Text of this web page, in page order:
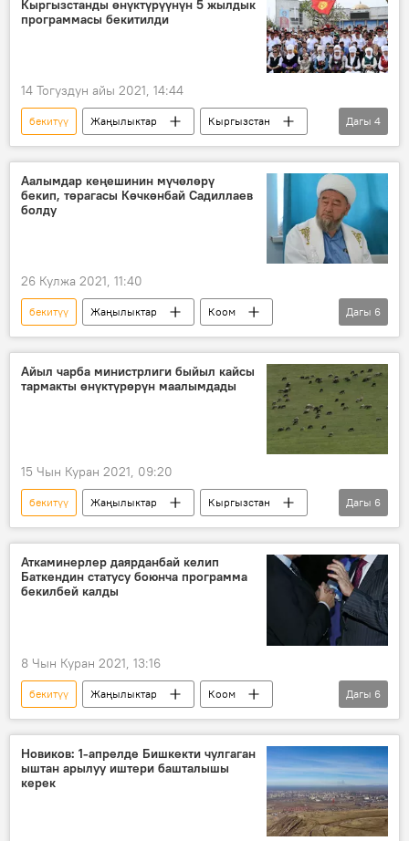
Кыргызстанды өнүктүрүүнүн 5 жылдык
программасы бекитилди
14 Тогуздун айы 2021, 14:44
бекитүү Жаңылыктар
Кыргызстан
Саясат
Коом
өнүктүрүү
программа
Дагы 4
Аалымдар кеңешинин мүчөлөрү
бекип, төрагасы Көчкөнбай Садиллаев
болду
26 Кулжа 2021, 11:40
бекитүү Жаңылыктар
Коом
Кыргызстан
Аалымдар кеңеши
муфтият
төрага
мүчө
Көчкөнбай Саддилаев
Дагы 6
Айыл чарба министрлиги быйыл кайсы
тармакты өнүктүрөрүн маалымдады
15 Чын Куран 2021, 09:20
бекитүү Жаңылыктар
Кыргызстан
Экономика
айыл чарба
план
коллегия
иш министрлик
Дагы 6
Аткаминерлер даярданбай келип
Баткендин статусу боюнча программа
бекилбей калды
8 Чын Куран 2021, 13:16
бекитүү Жаңылыктар
Коом
Кыргызстан
Саясат
аткаминер
Баткен облусу
программа
Дагы 6
Новиков: 1-апрелде Бишкекти чулгаган
ыштан арылуу иштери башталышы
керек